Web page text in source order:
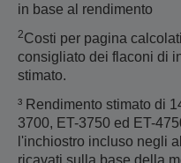
in base al rendimento
2Costi per pagina
consigliato dei flaconi di
stimato.
³ Rendimento stimato di
3700, ET-3750 ed ET-
l'inchiostro incluso negli
ricavati sulla base della